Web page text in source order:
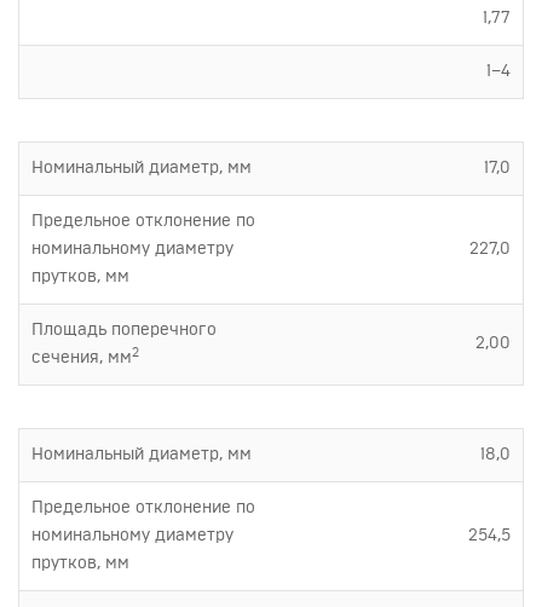
1,77
1–4
Номинальный диаметр, мм 17,0
Предельное отклонение по
номинальному диаметру
прутков, мм
227,0
Площадь поперечного
сечения, мм2
2,00
Номинальный диаметр, мм 18,0
Предельное отклонение по
номинальному диаметру
прутков, мм
254,5